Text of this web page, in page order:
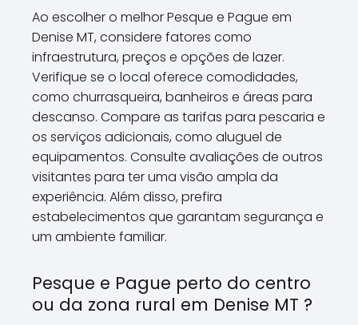
Ao escolher o melhor Pesque e Pague em
Denise MT, considere fatores como
infraestrutura, preços e opções de lazer.
Verifique se o local oferece comodidades,
como churrasqueira, banheiros e áreas para
descanso. Compare as tarifas para pescaria e
os serviços adicionais, como aluguel de
equipamentos. Consulte avaliações de outros
visitantes para ter uma visão ampla da
experiência. Além disso, prefira
estabelecimentos que garantam segurança e
um ambiente familiar.
Pesque e Pague perto do centro
ou da zona rural em Denise MT ?